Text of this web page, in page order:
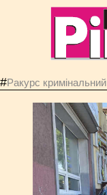
#Ракурс кримінальний